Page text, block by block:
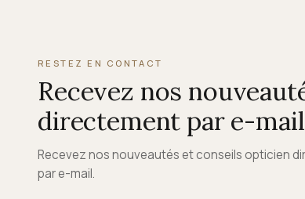
RESTEZ EN CONTACT
Recevez nos
directement par e-
Recevez nos nouveautés et conseils opticien
par e-mail.